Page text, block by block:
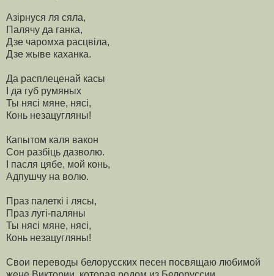
Азірнуся ля сяла,
Палячу да ганка,
Дзе чаромха расцвіла,
Дзе жыве каханка.
Да расплеценай касы
І да губ румяных
Ты нясі мяне, нясі,
Конь незацугляны!
Капытом каля вакон
Сон разбіць дазволю.
І пасля цябе, мой конь,
Адпушчу на волю.
Праз палеткі і лясы,
Праз лугі-паляны
Ты нясі мяне, нясі,
Конь незацугляны!
Свои переводы белорусских песен посвящаю любимой